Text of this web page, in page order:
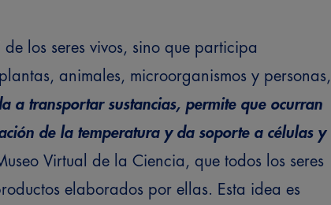
los seres vivos, sino que participa
animales, microorganismos y personas,
a transportar sustancias, permite que ocurran
de la temperatura y da soporte a células y
Virtual de la Ciencia, que todos los seres
elaborados por ellas. Esta idea es